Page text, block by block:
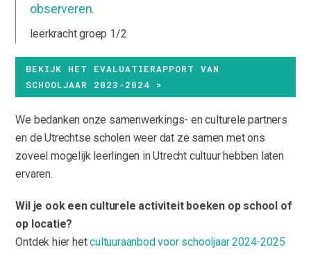
observeren.
leerkracht groep 1/2
BEKIJK HET EVALUATIERAPPORT VAN
SCHOOLJAAR 2023-2024 >
We bedanken onze samenwerkings- en culturele partners
en de Utrechtse scholen weer dat ze samen met ons
zoveel mogelijk leerlingen in Utrecht cultuur hebben laten
ervaren.
Wil je ook een culturele activiteit boeken op school of
op locatie?
Ontdek hier hetcultuuraanbod voor schooljaar 2024-2025